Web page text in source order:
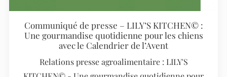
Communiqué de presse – LILY’S KITCHEN© :
Une gourmandise quotidienne pour les chiens
avec le Calendrier de l’Avent
Relations presse agroalimentaire : LILY'S